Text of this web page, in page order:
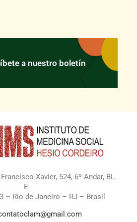
a nuestro boletín
Xavier, 524, 6º Andar, BL.
E
– Rio de Janeiro – RJ – Brasil